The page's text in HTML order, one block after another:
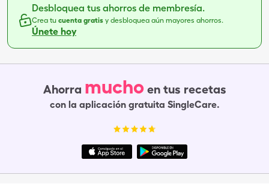
Desbloquea tus ahorros de membresía.
Crea tu cuenta gratis y desbloquea aún mayores ahorros.
Únete hoy
Ahorra mucho en tus recetas
con la aplicación gratuita SingleCare.